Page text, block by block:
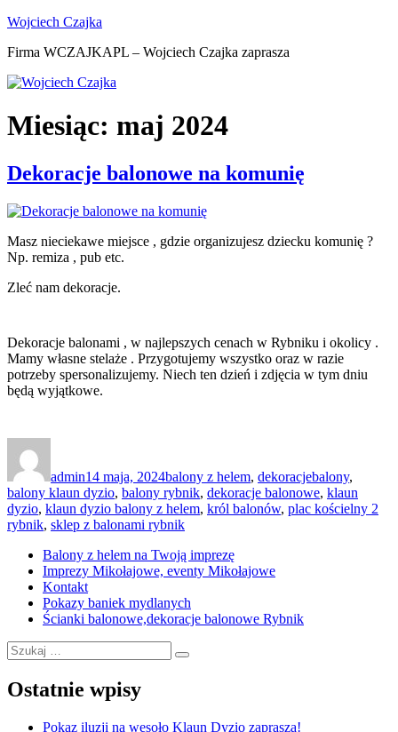
Przejdź
treści
Wojciech Czajka
Firma WCZAJKAPL – Wojciech Czajka zaprasza
Miesiąc: maj 2024
Dekoracje balonowe na komunię
Masz nieciekawe miejsce , gdzie organizujesz dziecku komunię ?
Np. remiza , pub etc.
Zleć nam dekoracje.
Dekoracje balonami , w najlepszych cenach w Rybniku i okolicy .
Mamy własne stelaże . Przygotujemy wszystko oraz w razie
potrzeby spersonalizujemy. Niech ten dzień i zdjęcia w tym dniu
będą wyjątkowe.
admin14 maja, 2024balony z helem, dekoracjebalony,
balony klaun dyzio, balony rybnik, dekoracje balonowe, klaun
dyzio, klaun dyzio balony z helem, król balonów, plac kościelny 2
rybnik, sklep z balonami rybnik
Balony z helem na Twoją imprezę
Imprezy Mikołajowe, eventy Mikołajowe
Kontakt
Pokazy baniek mydlanych
Ścianki balonowe,dekoracje balonowe Rybnik
Szukaj:
Szukaj
Ostatnie wpisy
Pokaz iluzji na wesoło Klaun Dyzio zaprasza!